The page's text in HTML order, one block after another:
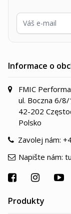
Informace o
FMIC
ul. Boczna 6/
42-202
Polsko
Zavolej nám:
Napište nám:
Produkty